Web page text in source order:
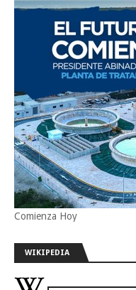
Comienza Hoy
WIKIPEDIA